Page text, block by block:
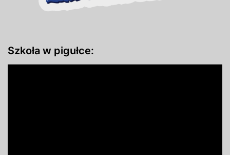
Szkoła w pigułce: